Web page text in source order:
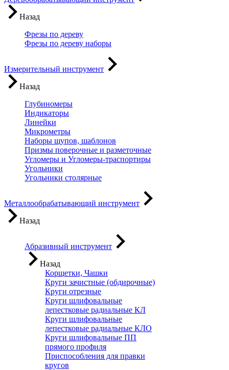
Назад
Фрезы по дереву
Фрезы по дереву наборы
Измерительный инструмент
Назад
Глубиномеры
Индикаторы
Линейки
Микрометры
Наборы щупов, шаблонов
Призмы поверочные и разметочные
Угломеры и Угломеры-траспортиры
Угольники
Угольники столярные
Металлообрабатывающий инструмент
Назад
Абразивный инструмент
Назад
Корщетки, Чашки
Круги зачистные (обдирочные)
Круги отрезные
Круги шлифовальные
лепестковые радиальные КЛ
Круги шлифовальные
лепестковые радиальные КЛО
Круги шлифовальные ПП
прямого профиля
Приспособления для правки
кругов